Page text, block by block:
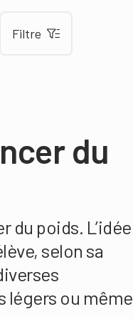
Filtre
du
du poids. L’idée
selon sa
légers ou même